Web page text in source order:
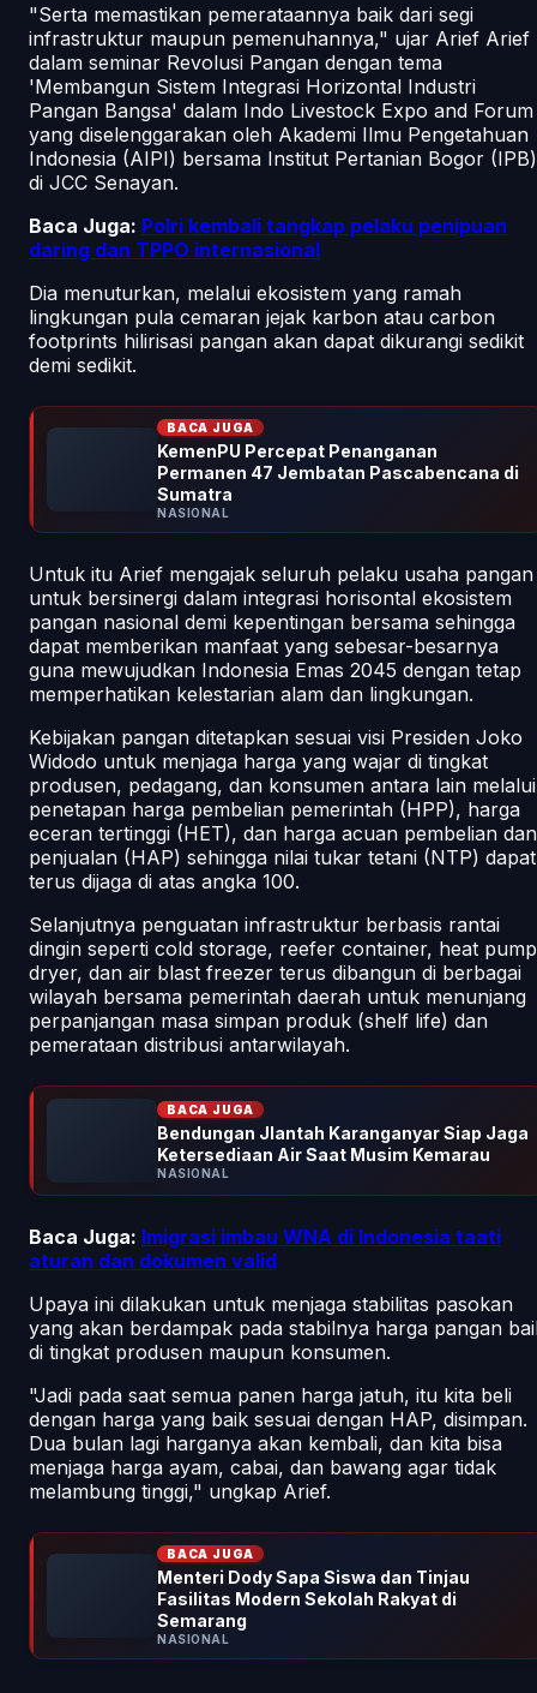
"Serta memastikan pemerataannya baik dari segi
infrastruktur maupun pemenuhannya," ujar Arief Arief
dalam seminar Revolusi Pangan dengan tema
'Membangun Sistem Integrasi Horizontal Industri
Pangan Bangsa' dalam Indo Livestock Expo and Forum
yang diselenggarakan oleh Akademi Ilmu Pengetahuan
Indonesia (AIPI) bersama Institut Pertanian Bogor (IPB)
di JCC Senayan.
Baca Juga: Polri kembali tangkap pelaku penipuan
daring dan TPPO internasional
Dia menuturkan, melalui ekosistem yang ramah
lingkungan pula cemaran jejak karbon atau carbon
footprints hilirisasi pangan akan dapat dikurangi sedikit
demi sedikit.
BACA JUGA
KemenPU Percepat Penanganan
Permanen 47 Jembatan Pascabencana di
Sumatra
NASIONAL
Untuk itu Arief mengajak seluruh pelaku usaha pangan
untuk bersinergi dalam integrasi horisontal ekosistem
pangan nasional demi kepentingan bersama sehingga
dapat memberikan manfaat yang sebesar-besarnya
guna mewujudkan Indonesia Emas 2045 dengan tetap
memperhatikan kelestarian alam dan lingkungan.
Kebijakan pangan ditetapkan sesuai visi Presiden Joko
Widodo untuk menjaga harga yang wajar di tingkat
produsen, pedagang, dan konsumen antara lain melalui
penetapan harga pembelian pemerintah (HPP), harga
eceran tertinggi (HET), dan harga acuan pembelian dan
penjualan (HAP) sehingga nilai tukar tetani (NTP) dapat
terus dijaga di atas angka 100.
Selanjutnya penguatan infrastruktur berbasis rantai
dingin seperti cold storage, reefer container, heat pump
dryer, dan air blast freezer terus dibangun di berbagai
wilayah bersama pemerintah daerah untuk menunjang
perpanjangan masa simpan produk (shelf life) dan
pemerataan distribusi antarwilayah.
BACA JUGA
Bendungan Jlantah Karanganyar Siap Jaga
Ketersediaan Air Saat Musim Kemarau
NASIONAL
Baca Juga: Imigrasi imbau WNA di Indonesia taati
aturan dan dokumen valid
Upaya ini dilakukan untuk menjaga stabilitas pasokan
yang akan berdampak pada stabilnya harga pangan
di tingkat produsen maupun konsumen.
"Jadi pada saat semua panen harga jatuh, itu kita beli
dengan harga yang baik sesuai dengan HAP, disimpan.
Dua bulan lagi harganya akan kembali, dan kita bisa
menjaga harga ayam, cabai, dan bawang agar tidak
melambung tinggi," ungkap Arief.
BACA JUGA
Menteri Dody Sapa Siswa dan Tinjau
Fasilitas Modern Sekolah Rakyat di
Semarang
NASIONAL